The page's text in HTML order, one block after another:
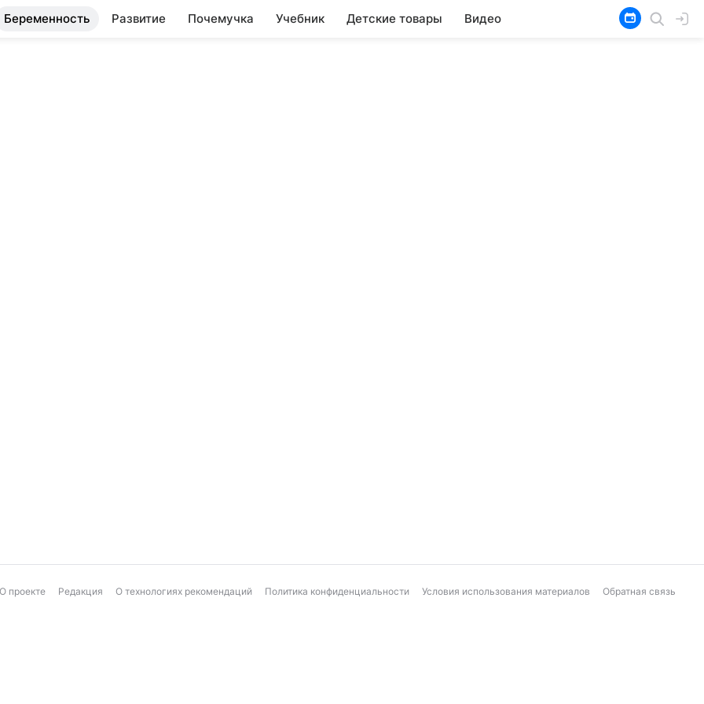
Беременность Развитие Почемучка Учебник Детские товары Видео
О проекте Редакция О технологиях рекомендаций Политика конфиденциальности Условия использования материалов Обратная связь